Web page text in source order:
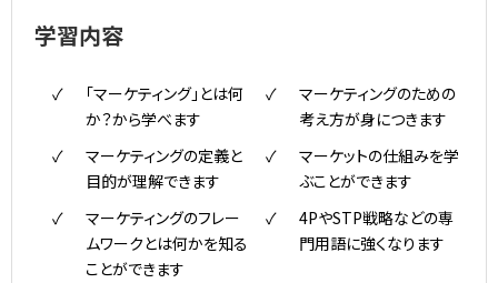
学習内容
「マーケティング」とは何
か？から学べます
マーケティングのための
考え方が身につきます
マーケティングの定義と
目的が理解できます
マーケットの仕組みを学
ぶことができます
マーケティングのフレー
ムワークとは何かを知る
ことができます
4PやSTP戦略などの専
門用語に強くなります